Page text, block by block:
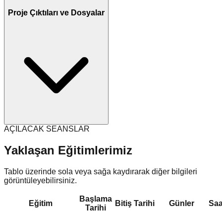
Proje Çıktıları ve Dosyalar
AÇILACAK SEANSLAR
Yaklaşan Eğitimlerimiz
Tablo üzerinde sola veya sağa kaydırarak diğer bilgileri
görüntüleyebilirsiniz.
Eğitim
Başlama
Tarihi
Bitiş Tarihi Günler